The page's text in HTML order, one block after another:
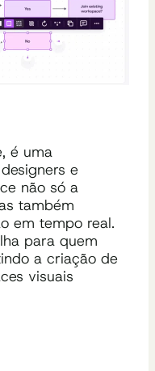
é uma
e
não só a
também
em tempo real.
para quem
a criação de
visuais